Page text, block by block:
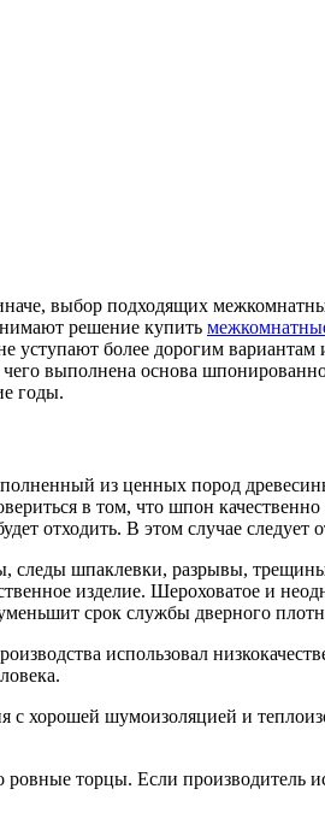
выбор подходящих
решение купить
более дорогим вариантам
выполнена основа
годы.
из ценных пород
в том, что шпон
отходить. В этом случае следует
следы шпаклевки, разрывы,
изделие. Шероховатое и
срок службы дверного
использовал
с хорошей шумоизоляцией и
ровные торцы. Если производитель